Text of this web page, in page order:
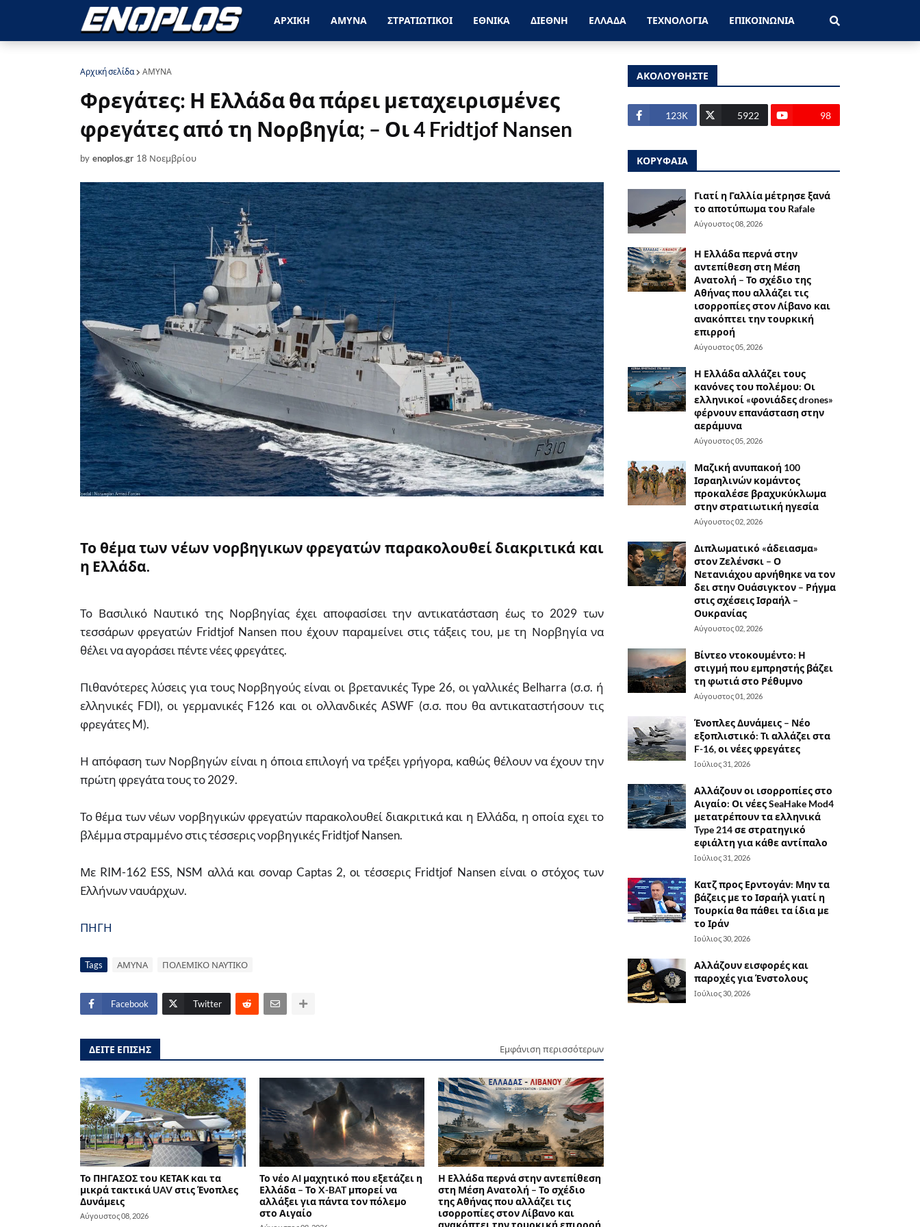
ΑΡΧΙΚΗ ΑΜΥΝΑ ΣΤΡΑΤΙΩΤΙΚΟΙ ΕΘΝΙΚΑ ΔΙΕΘΝΗ ΕΛΛΑΔΑ ΤΕΧΝΟΛΟΓΙΑ ΕΠΙΚΟΙΝΩΝΙΑ
Αρχική σελίδα ΑΜΥΝΑ
Φρεγάτες: Η Ελλάδα θα πάρει μεταχειρισμένες
φρεγάτες από τη Νορβηγία; – Οι 4 Fridtjof Nansen
by enoplos.gr 18 Νοεμβρίου
Το θέμα των νέων νορβηγικων φρεγατών παρακολουθεί διακριτικά και
η Ελλάδα.
Το Βασιλικό Ναυτικό της Νορβηγίας έχει αποφασίσει την αντικατάσταση έως το 2029 των
τεσσάρων φρεγατών Fridtjof Nansen που έχουν παραμείνει στις τάξεις του, με τη Νορβηγία να
θέλει να αγοράσει πέντε νέες φρεγάτες.
Πιθανότερες λύσεις για τους Νορβηγούς είναι οι βρετανικές Type 26, οι γαλλικές Belharra (σ.σ. ή
ελληνικές FDI), οι γερμανικές F126 και οι ολλανδικές ASWF (σ.σ. που θα αντικαταστήσουν τις
φρεγάτες M).
Η απόφαση των Νορβηγών είναι η όποια επιλογή να τρέξει γρήγορα, καθώς θέλουν να έχουν την
πρώτη φρεγάτα τους το 2029.
Το θέμα των νέων νορβηγικών φρεγατών παρακολουθεί διακριτικά και η Ελλάδα, η οποία εχει το
βλέμμα στραμμένο στις τέσσερις νορβηγικές Fridtjof Nansen.
Με RIM-162 ESS, NSM αλλά και σοναρ Captas 2, oι τέσσερις Fridtjof Nansen είναι ο στόχος των
Ελλήνων ναυάρχων.
ΠΗΓΗ
Tags ΑΜΥΝΑ ΠΟΛΕΜΙΚΟ ΝΑΥΤΙΚΟ
Facebook Twitter
ΔΕΙΤΕ ΕΠΙΣΗΣ Εμφάνιση περισσότερων
Το ΠΗΓΑΣΟΣ του ΚΕΤΑΚ και τα
μικρά τακτικά UAV στις Ένοπλες
Δυνάμεις
Αύγουστος 08, 2026
Το νέο AI μαχητικό που εξετάζει η
Ελλάδα – Το X-BAT μπορεί να
αλλάξει για πάντα τον πόλεμο
στο Αιγαίο
Η Ελλάδα περνά στην αντεπίθεση
στη Μέση Ανατολή – Το σχέδιο
της Αθήνας που αλλάζει τις
ισορροπίες στον Λίβανο και
ανακόπτει την τουρκική επιρροή
ΑΚΟΛΟΥΘΗΣΤΕ
123Κ 5922 98
ΚΟΡΥΦΑΙΑ
Γιατί η Γαλλία μέτρησε ξανά
το αποτύπωμα του Rafale
Αύγουστος 08, 2026
Η Ελλάδα περνά στην
αντεπίθεση στη Μέση
Ανατολή – Το σχέδιο της
Αθήνας που αλλάζει τις
ισορροπίες στον Λίβανο και
ανακόπτει την τουρκική
επιρροή
Αύγουστος 05, 2026
Η Ελλάδα αλλάζει τους
κανόνες του πολέμου: Οι
ελληνικοί «φονιάδες drones»
φέρνουν επανάσταση στην
αεράμυνα
Αύγουστος 05, 2026
Μαζική ανυπακοή 100
Ισραηλινών κομάντος
προκαλέσε βραχυκύκλωμα
στην στρατιωτική ηγεσία
Αύγουστος 02, 2026
Διπλωματικό «άδειασμα»
στον Ζελένσκι – Ο
Νετανιάχου αρνήθηκε να τον
δει στην Ουάσιγκτον – Ρήγμα
στις σχέσεις Ισραήλ –
Ουκρανίας
Αύγουστος 02, 2026
Βίντεο ντοκουμέντο: Η
στιγμή που εμπρηστής βάζει
τη φωτιά στο Ρέθυμνο
Αύγουστος 01, 2026
Ένοπλες Δυνάμεις – Νέο
εξοπλιστικό: Τι αλλάζει στα
F-16, οι νέες φρεγάτες
Ιούλιος 31, 2026
Αλλάζουν οι ισορροπίες στο
Αιγαίο: Οι νέες SeaHake Mod4
μετατρέπουν τα ελληνικά
Type 214 σε στρατηγικό
εφιάλτη για κάθε αντίπαλο
Ιούλιος 31, 2026
Κατζ προς Ερντογάν: Μην τα
βάζεις με το Ισραήλ γιατί η
Τουρκία θα πάθει τα ίδια με
το Ιράν
Ιούλιος 30, 2026
Αλλάζουν εισφορές και
παροχές για Ένστολους
Ιούλιος 30, 2026